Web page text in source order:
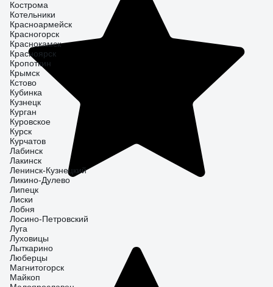
Кострома
Котельники
Красноармейск
Красногорск
Краснокамск
Красноярск
Кропоткин
Крымск
Кстово
Кубинка
Кузнецк
Курган
Куровское
Курск
Курчатов
Лабинск
Лакинск
Ленинск-Кузнецкий
Ликино-Дулево
Липецк
Лиски
Лобня
Лосино-Петровский
Луга
Луховицы
Лыткарино
Люберцы
Магнитогорск
Майкоп